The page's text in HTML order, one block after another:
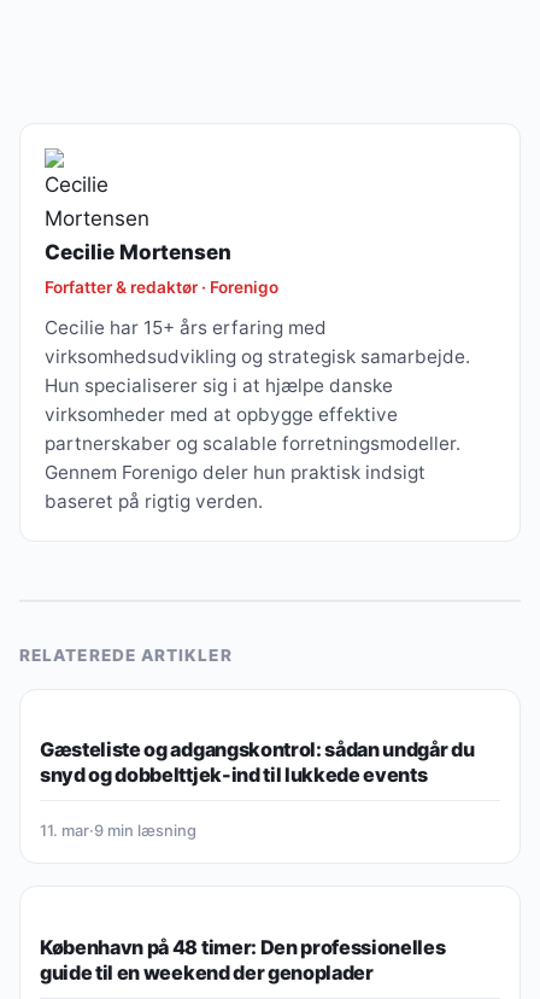
Cecilie Mortensen
Forfatter & redaktør · Forenigo
Cecilie har 15+ års erfaring med
virksomhedsudvikling og strategisk samarbejde.
Hun specialiserer sig i at hjælpe danske
virksomheder med at opbygge effektive
partnerskaber og scalable forretningsmodeller.
Gennem Forenigo deler hun praktisk indsigt
baseret på rigtig verden.
RELATEREDE ARTIKLER
Gæsteliste og adgangskontrol: sådan undgår du
snyd og dobbelttjek-ind til lukkede events
11. mar·9 min læsning
København på 48 timer: Den professionelles
guide til en weekend der genoplader